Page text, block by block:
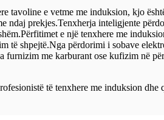
e vetme me induksion, kjo
prekjes.Tenxherja inteligjente
e një tenxhere me
të shpejtë.Nga përdorimi i sobave
me karburant ose kufizim në
të tenxhere me induksion dhe